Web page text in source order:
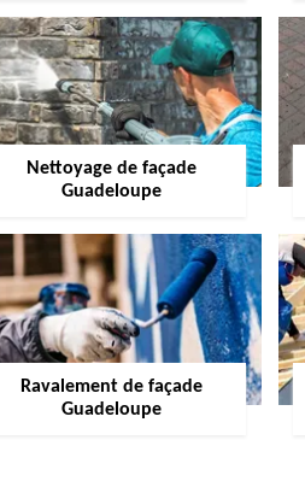
Nettoyage de façade
Guadeloupe
Ravalement de façade
Guadeloupe